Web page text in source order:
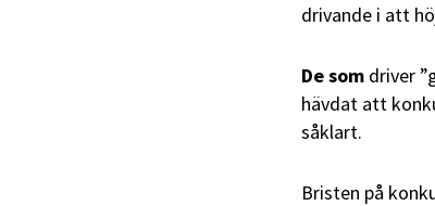
drivande i att
De som driver
hävdat att
såklart.
Bristen på